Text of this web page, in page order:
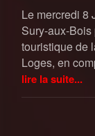
Le mercredi 8
Sury-aux-
touristique de
Loges, en
lire la suite...